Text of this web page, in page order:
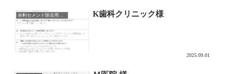
余剰セメント除去用チップ CEMENTORU K歯科クリニック様
2025.09.01